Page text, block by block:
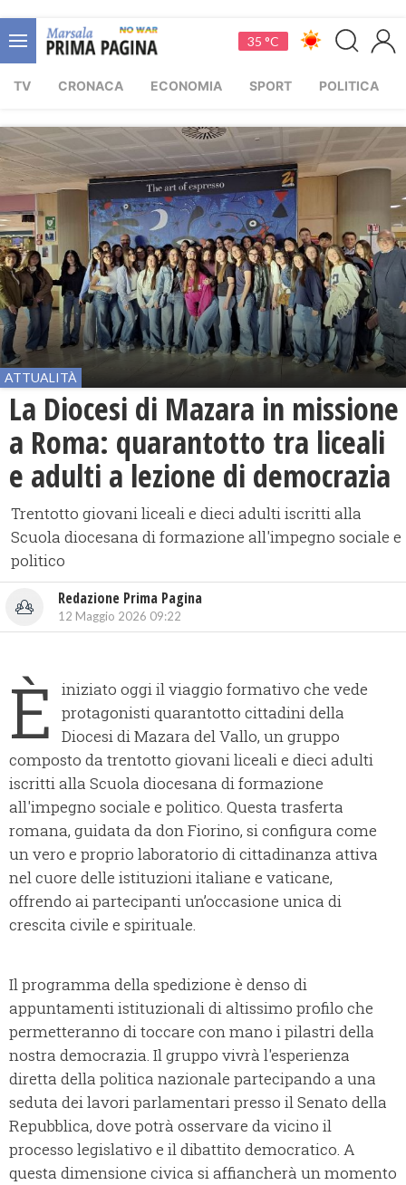
35 °C
TV CRONACA ECONOMIA SPORT POLITICA
ATTUALITÀ
La Diocesi di Mazara in missione
a Roma: quarantotto tra liceali
e adulti a lezione di democrazia
Trentotto giovani liceali e dieci adulti iscritti alla
Scuola diocesana di formazione all'impegno sociale e
politico
Redazione Prima Pagina
12 Maggio 2026 09:22
È
iniziato oggi il viaggio formativo che vede
protagonisti quarantotto cittadini della
Diocesi di Mazara del Vallo, un gruppo
composto da trentotto giovani liceali e dieci adulti
iscritti alla Scuola diocesana di formazione
all'impegno sociale e politico. Questa trasferta
romana, guidata da don Fiorino, si configura come
un vero e proprio laboratorio di cittadinanza attiva
nel cuore delle istituzioni italiane e vaticane,
offrendo ai partecipanti un’occasione unica di
crescita civile e spirituale.
Il programma della spedizione è denso di
appuntamenti istituzionali di altissimo profilo che
permetteranno di toccare con mano i pilastri della
nostra democrazia. Il gruppo vivrà l'esperienza
diretta della politica nazionale partecipando a una
seduta dei lavori parlamentari presso il Senato della
Repubblica, dove potrà osservare da vicino il
processo legislativo e il dibattito democratico. A
questa dimensione civica si affiancherà un momento